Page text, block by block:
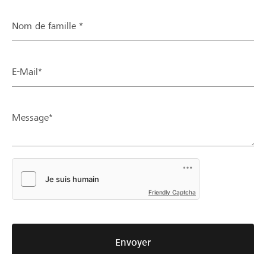
Nom de famille *
E-Mail*
Message*
Friendly Captcha
Envoyer